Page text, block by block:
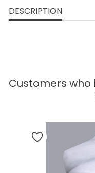
DESCRIPTION
Customers